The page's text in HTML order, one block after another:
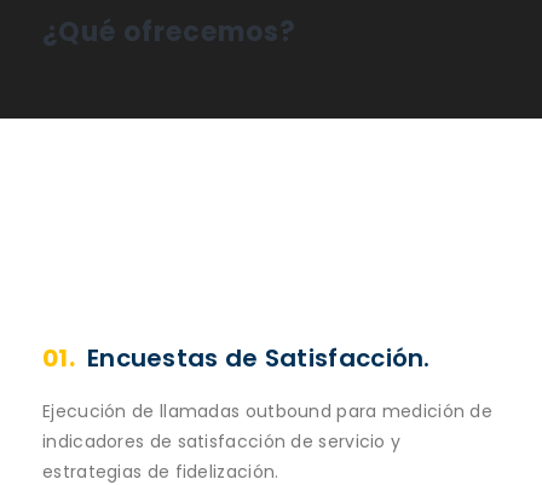
¿Qué ofrecemos?
medida del cliente. Atendiendo los requerimientos
01. Encuestas de Satisfacción.
Ejecución de llamadas outbound para medición de
indicadores de satisfacción de servicio y
estrategias de fidelización.